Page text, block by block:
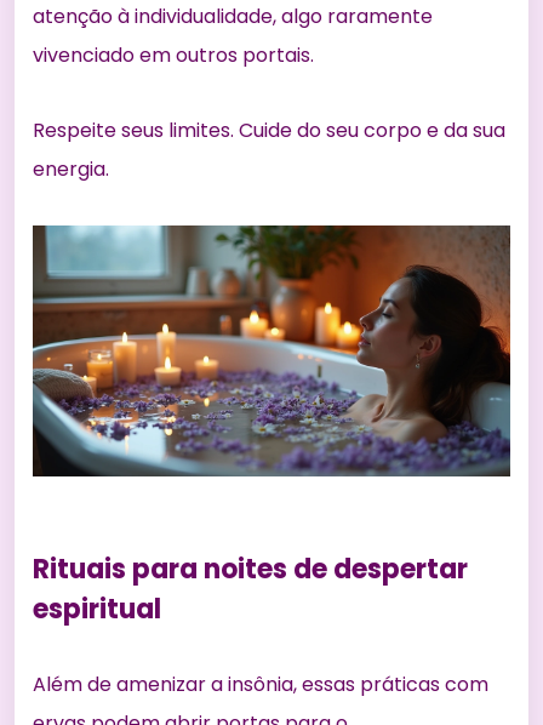
atenção à individualidade, algo raramente
vivenciado em outros portais.
Respeite seus limites. Cuide do seu corpo e da sua
energia.
Rituais para noites de despertar
espiritual
Além de amenizar a insônia, essas práticas com